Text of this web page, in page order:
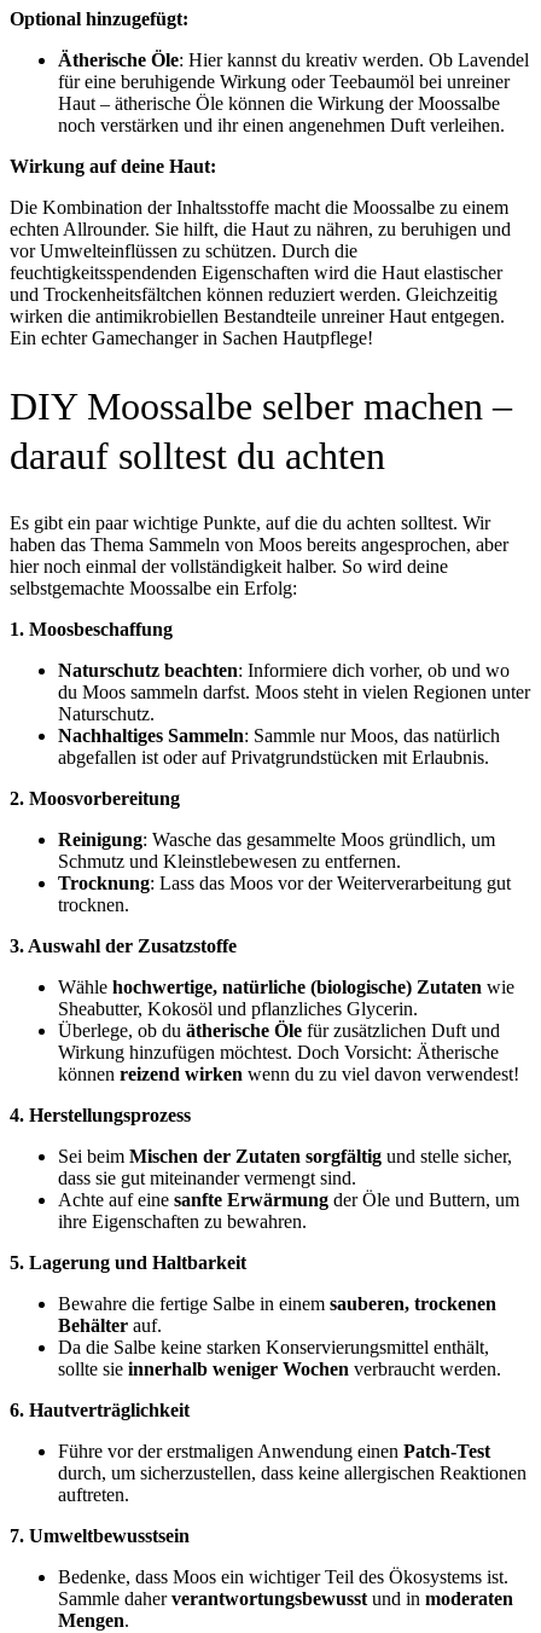
Optional hinzugefügt:
Ätherische Öle: Hier kannst du kreativ werden. Ob Lavendel
für eine beruhigende Wirkung oder Teebaumöl bei unreiner
Haut – ätherische Öle können die Wirkung der Moossalbe
noch verstärken und ihr einen angenehmen Duft verleihen.
Wirkung auf deine Haut:
Die Kombination der Inhaltsstoffe macht die Moossalbe zu einem
echten Allrounder. Sie hilft, die Haut zu nähren, zu beruhigen und
vor Umwelteinflüssen zu schützen. Durch die
feuchtigkeitsspendenden Eigenschaften wird die Haut elastischer
und Trockenheitsfältchen können reduziert werden. Gleichzeitig
wirken die antimikrobiellen Bestandteile unreiner Haut entgegen.
Ein echter Gamechanger in Sachen Hautpflege!
DIY Moossalbe selber machen –
darauf solltest du achten
Es gibt ein paar wichtige Punkte, auf die du achten solltest. Wir
haben das Thema Sammeln von Moos bereits angesprochen, aber
hier noch einmal der vollständigkeit halber. So wird deine
selbstgemachte Moossalbe ein Erfolg:
1. Moosbeschaffung
Naturschutz beachten: Informiere dich vorher, ob und wo
du Moos sammeln darfst. Moos steht in vielen Regionen unter
Naturschutz.
Nachhaltiges Sammeln: Sammle nur Moos, das natürlich
abgefallen ist oder auf Privatgrundstücken mit Erlaubnis.
2. Moosvorbereitung
Reinigung: Wasche das gesammelte Moos gründlich, um
Schmutz und Kleinstlebewesen zu entfernen.
Trocknung: Lass das Moos vor der Weiterverarbeitung gut
trocknen.
3. Auswahl der Zusatzstoffe
Wähle hochwertige, natürliche (biologische) Zutaten wie
Sheabutter, Kokosöl und pflanzliches Glycerin.
Überlege, ob du ätherische Öle für zusätzlichen Duft und
Wirkung hinzufügen möchtest. Doch Vorsicht: Ätherische
können reizend wirken wenn du zu viel davon verwendest!
4. Herstellungsprozess
Sei beim Mischen der Zutaten sorgfältig und stelle sicher,
dass sie gut miteinander vermengt sind.
Achte auf eine sanfte Erwärmung der Öle und Buttern, um
ihre Eigenschaften zu bewahren.
5. Lagerung und Haltbarkeit
Bewahre die fertige Salbe in einem sauberen, trockenen
Behälter auf.
Da die Salbe keine starken Konservierungsmittel enthält,
sollte sie innerhalb weniger Wochen verbraucht werden.
6. Hautverträglichkeit
Führe vor der erstmaligen Anwendung einen Patch-Test
durch, um sicherzustellen, dass keine allergischen Reaktionen
auftreten.
7. Umweltbewusstsein
Bedenke, dass Moos ein wichtiger Teil des Ökosystems ist.
Sammle daherverantwortungsbewusst und in moderaten
Mengen.